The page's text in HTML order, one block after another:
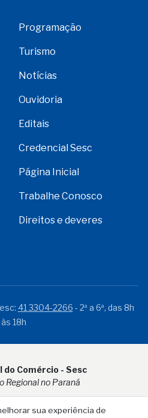
sua experiência de
Programação
Turismo
Notícias
Ouvidoria
Editais
Credencial Sesc
Página Inicial
Trabalhe Conosco
Direitos e deveres
41 3304-2266 - 2ª a 6ª, das 8h
às 18h
do Comércio - Sesc
Regional no Paraná
931 - CEP 80.410-001 - Curitiba -
PR